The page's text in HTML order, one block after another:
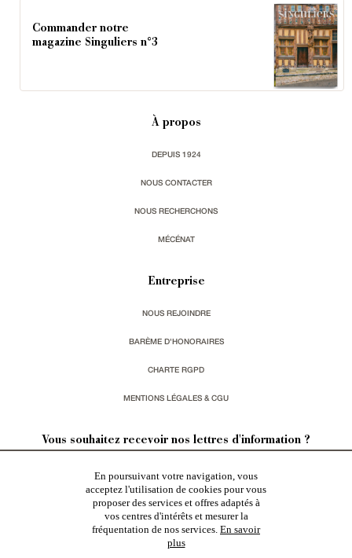
Commander notre
magazine Singuliers n°3
À propos
DEPUIS 1924
NOUS CONTACTER
NOUS RECHERCHONS
MÉCÉNAT
Entreprise
NOUS REJOINDRE
BARÈME D'HONORAIRES
CHARTE RGPD
MENTIONS LÉGALES & CGU
Vous souhaitez recevoir nos lettres d'information ?
En poursuivant votre navigation, vous
acceptez l'utilisation de cookies pour vous
proposer des services et offres adaptés à
vos centres d'intérêts et mesurer la
fréquentation de nos services. En savoir
plus